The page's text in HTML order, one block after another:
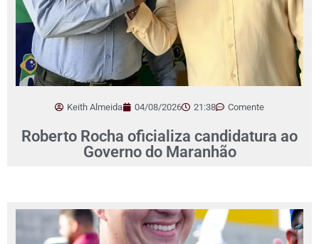
Keith Almeida 04/08/2026 21:38 Comente
Roberto Rocha oficializa candidatura ao
Governo do Maranhão